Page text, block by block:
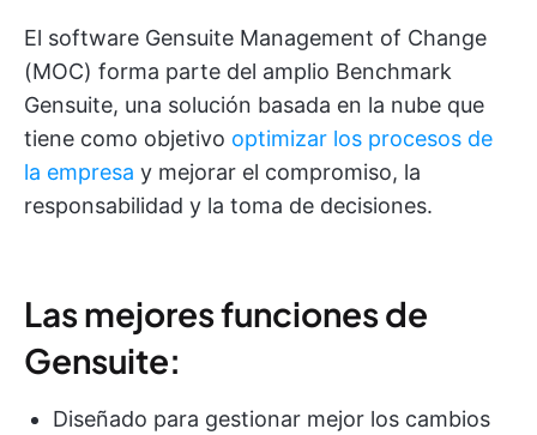
El software Gensuite Management of Change
(MOC) forma parte del amplio Benchmark
Gensuite, una solución basada en la nube que
tiene como objetivo optimizar los procesos de
la empresa y mejorar el compromiso, la
responsabilidad y la toma de decisiones.
Las mejores funciones de
Gensuite:
Diseñado para gestionar mejor los cambios